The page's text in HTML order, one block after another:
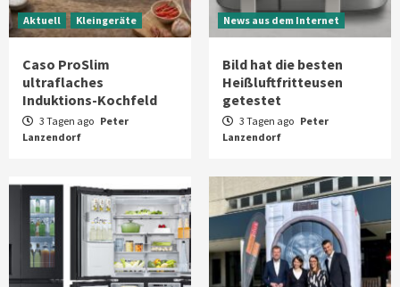
Aktuell Kleingeräte
Caso ProSlim
ultraflaches
Induktions-Kochfeld
3 Tagen ago Peter
Lanzendorf
News aus dem Internet
Bild hat die besten
Heißluftfritteusen
getestet
3 Tagen ago Peter
Lanzendorf